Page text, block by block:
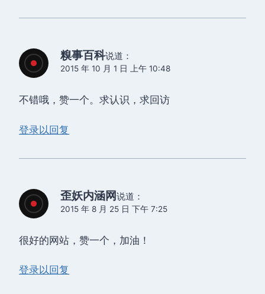
糗事百科说道：
2015 年 10 月 1 日 上午 10:48
不错哦，赞一个。求认识，求回访
登录以回复
歪妖内涵网说道：
2015 年 8 月 25 日 下午 7:25
很好的网站，赞一个，加油！
登录以回复